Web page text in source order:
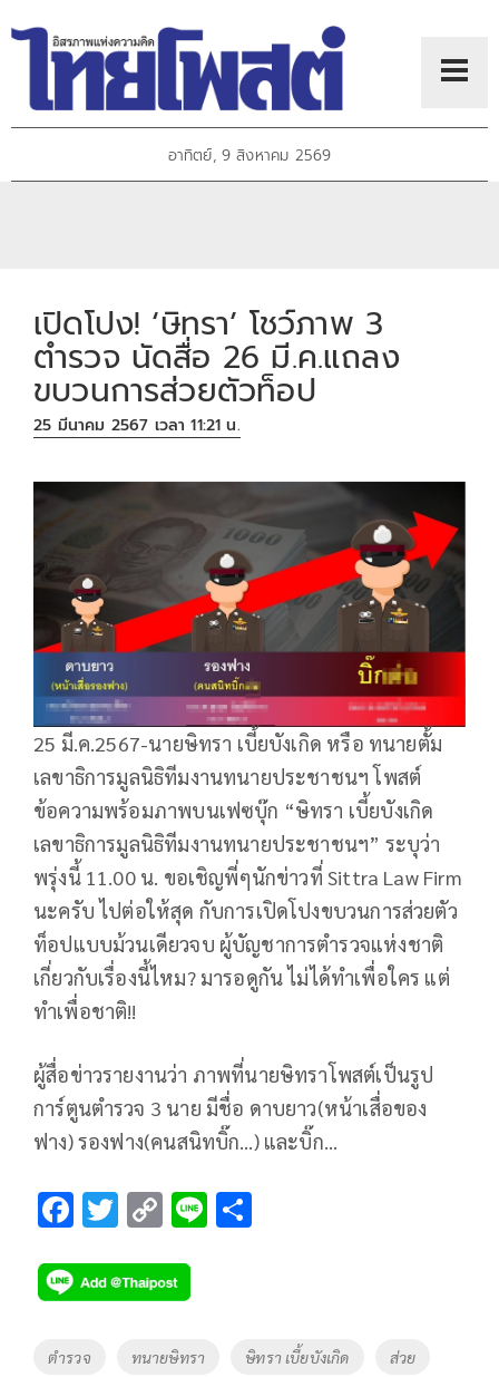
อาทิตย์, 9 สิงหาคม 2569
เปิดโปง! ‘ษิทรา’ โชว์ภาพ 3
ตำรวจ นัดสื่อ 26 มี.ค.แถลง
ขบวนการส่วยตัวท็อป
25 มีนาคม 2567 เวลา 11:21 น.
25 มี.ค.2567-นายษิทรา เบี้ยบังเกิด หรือ ทนายตั้ม
เลขาธิการมูลนิธิทีมงานทนายประชาชนฯ โพสต์
ข้อความพร้อมภาพบนเฟซบุ๊ก “ษิทรา เบี้ยบังเกิด
เลขาธิการมูลนิธิทีมงานทนายประชาชนฯ” ระบุว่า
พรุ่งนี้ 11.00 น. ขอเชิญพี่ๆนักข่าวที่ Sittra Law Firm
นะครับ ไปต่อให้สุด กับการเปิดโปงขบวนการส่วยตัว
ท็อปแบบม้วนเดียวจบ ผู้บัญชาการตำรวจแห่งชาติ
เกี่ยวกับเรื่องนี้ไหม? มารอดูกัน ไม่ได้ทำเพื่อใคร แต่
ทำเพื่อชาติ!!
ผู้สื่อข่าวรายงานว่า ภาพที่นายษิทราโพสต์เป็นรูป
การ์ตูนตำรวจ 3 นาย มีชื่อ ดาบยาว(หน้าเสื่อของ
ฟาง) รองฟาง(คนสนิทบิ๊ก…) และบิ๊ก…
F
e
b
o
T
tt
er
C
p
y
Li
Li
Tags
ตำรวจ ทนายษิทรา ษิทรา เบี้ยบังเกิด ส่วย